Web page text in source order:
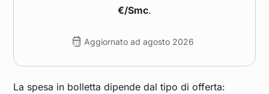
€/Smc.
Aggiornato ad agosto 2026
La spesa in bolletta dipende dal tipo di offerta: